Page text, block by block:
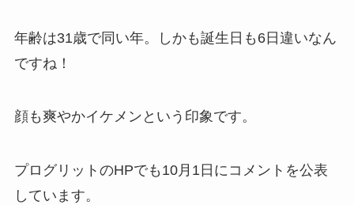
年齢は31歳で同い年。しかも誕生日も6日違いなん
ですね！
顔も爽やかイケメンという印象です。
プログリットのHPでも10月1日にコメントを公表
しています。